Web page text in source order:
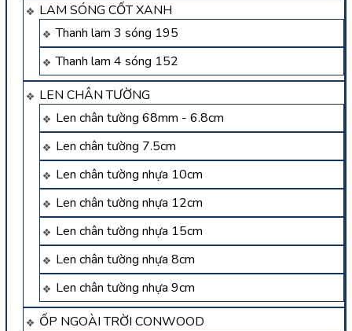
LAM SÓNG CỐT XANH
Thanh lam 3 sóng 195
Thanh lam 4 sóng 152
LEN CHÂN TƯỜNG
Len chân tường 68mm - 6.8cm
Len chân tường 7.5cm
Len chân tường nhựa 10cm
Len chân tường nhựa 12cm
Len chân tường nhựa 15cm
Len chân tường nhựa 8cm
Len chân tường nhựa 9cm
ỐP NGOÀI TRỜI CONWOOD